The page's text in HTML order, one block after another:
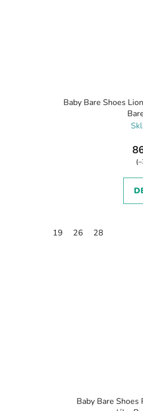
Baby Bare Shoes
19 26 28
Baby Bare Shoes